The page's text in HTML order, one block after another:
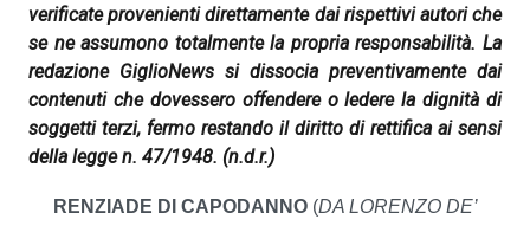
verificate provenienti direttamente dai rispettivi autori che
se ne assumono totalmente la propria responsabilità. La
redazione GiglioNews si dissocia preventivamente dai
contenuti che dovessero offendere o ledere la dignità di
soggetti terzi, fermo restando il diritto di rettifica ai sensi
della legge n. 47/1948. (n.d.r.)
RENZIADE DI CAPODANNO (DA LORENZO DE’